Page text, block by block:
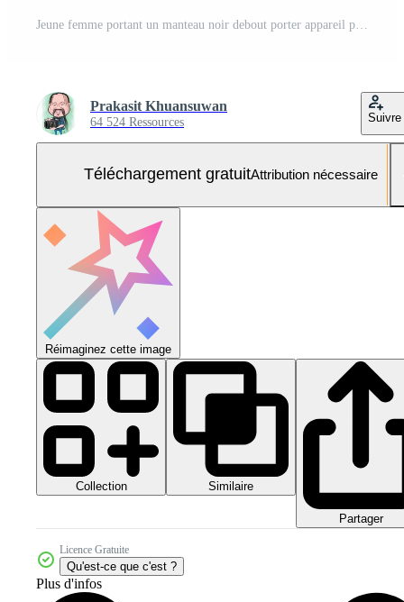
Prakasit Khuansuwan
64 524 Ressources Suivre
Téléchargement gratuitAttribution nécessaire
Réimaginez cette image
Collection Similaire
Partager
Licence Gratuite
Qu'est-ce que c'est ?
Plus d'infos